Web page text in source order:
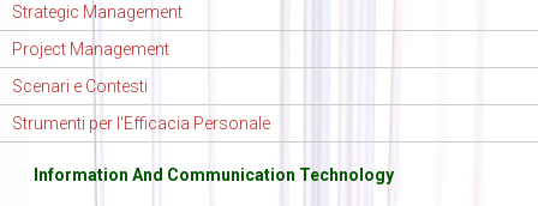
Strategic Management
Project Management
Scenari e Contesti
Strumenti per l'Efficacia Personale
Information And Communication Technology